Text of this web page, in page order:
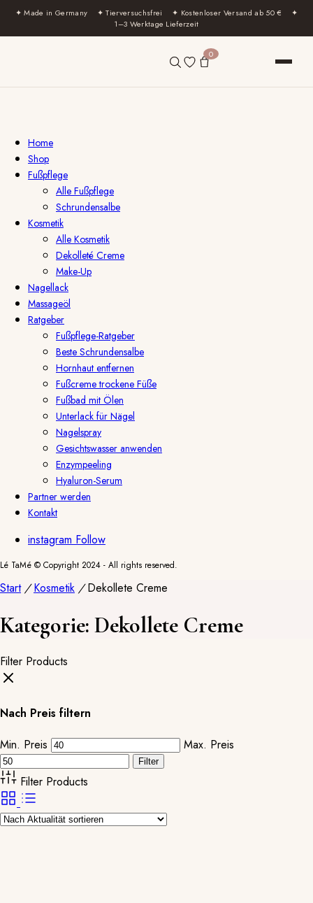
✦ Made in Germany ✦ Tierversuchsfrei ✦ Kostenloser Versand ab 50 € ✦
1–3 Werktage Lieferzeit
0
Home
Shop
Fußpflege
Alle Fußpflege
Schrundensalbe
Kosmetik
Alle Kosmetik
Dekolleté Creme
Make-Up
Nagellack
Massageöl
Ratgeber
Fußpflege-Ratgeber
Beste Schrundensalbe
Hornhaut entfernen
Fußcreme trockene Füße
Fußbad mit Ölen
Unterlack für Nägel
Nagelspray
Gesichtswasser anwenden
Enzympeeling
Hyaluron-Serum
Partner werden
Kontakt
instagram Follow
Lé TaMé © Copyright 2024 - All rights reserved.
Start/Kosmetik /Dekollete Creme
Kategorie: Dekollete Creme
Filter Products
Nach Preis filtern
Min. Preis
Max. Preis
Filter
Filter Products